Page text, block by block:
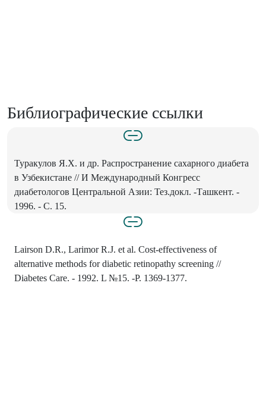
Библиографические ссылки
Туракулов Я.Х. и др. Распространение сахарного диабета
в Узбекистане // И Международный Конгресс
диабетологов Центральной Азии: Тез.докл. -Ташкент. -
1996. - С. 15.
Lairson D.R., Larimor R.J. et al. Cost-effectiveness of
alternative methods for diabetic retinopathy screening //
Diabetes Care. - 1992. L №15. -P. 1369-1377.